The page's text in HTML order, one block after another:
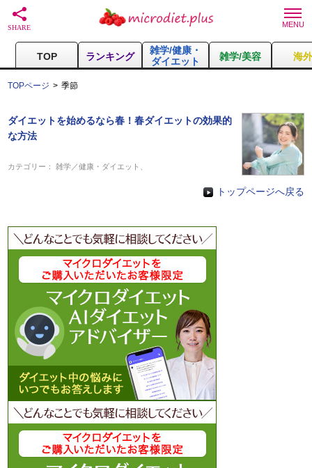
TOP ランキング
雑学/健康・
ダイエット
雑学/美容 海
TOPページ 季節
ダイエットを始めるなら春！春ダイエットの効果的
な方法
カテゴリー：雑学／健康・ダイエット
トップページへ戻る